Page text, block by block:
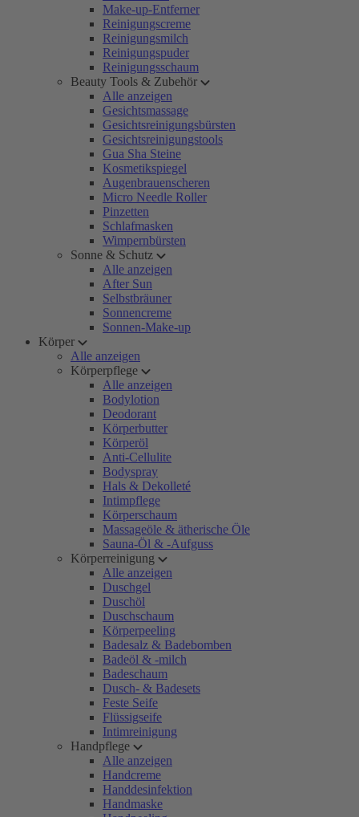
Make-up-Entferner
Reinigungscreme
Reinigungsmilch
Reinigungspuder
Reinigungsschaum
Beauty Tools & Zubehör
Alle anzeigen
Gesichtsmassage
Gesichtsreinigungsbürsten
Gesichtsreinigungstools
Gua Sha Steine
Kosmetikspiegel
Augenbrauenscheren
Micro Needle Roller
Pinzetten
Schlafmasken
Wimpernbürsten
Sonne & Schutz
Alle anzeigen
After Sun
Selbstbräuner
Sonnencreme
Sonnen-Make-up
Körper
Alle anzeigen
Körperpflege
Alle anzeigen
Bodylotion
Deodorant
Körperbutter
Körperöl
Anti-Cellulite
Bodyspray
Hals & Dekolleté
Intimpflege
Körperschaum
Massageöle & ätherische Öle
Sauna-Öl & -Aufguss
Körperreinigung
Alle anzeigen
Duschgel
Duschöl
Duschschaum
Körperpeeling
Badesalz & Badebomben
Badeöl & -milch
Badeschaum
Dusch- & Badesets
Feste Seife
Flüssigseife
Intimreinigung
Handpflege
Alle anzeigen
Handcreme
Handdesinfektion
Handmaske